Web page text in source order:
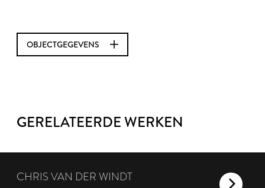
OBJECTGEGEVENS
GERELATEERDE WERKEN
CHRIS VAN DER WINDT